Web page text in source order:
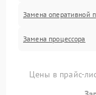
Замена оперативной
Замена процессора
Цены в прайс-